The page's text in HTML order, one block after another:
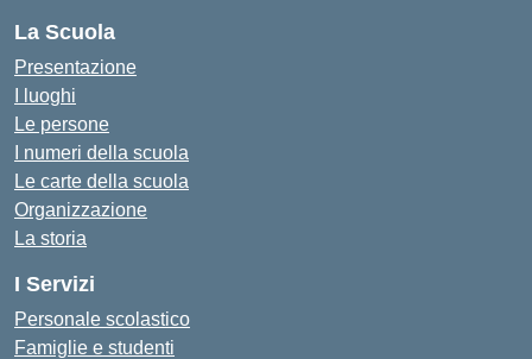
La Scuola
Presentazione
I luoghi
Le persone
I numeri della scuola
Le carte della scuola
Organizzazione
La storia
I Servizi
Personale scolastico
Famiglie e studenti